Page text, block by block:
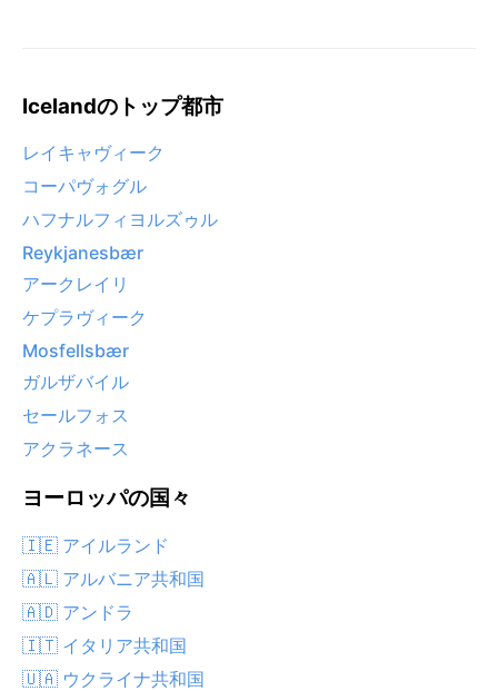
Icelandのトップ都市
レイキャヴィーク
コーパヴォグル
ハフナルフィヨルズゥル
Reykjanesbær
アークレイリ
ケプラヴィーク
Mosfellsbær
ガルザバイル
セールフォス
アクラネース
ヨーロッパの国々
🇮🇪 アイルランド
🇦🇱 アルバニア共和国
🇦🇩 アンドラ
🇮🇹 イタリア共和国
🇺🇦 ウクライナ共和国